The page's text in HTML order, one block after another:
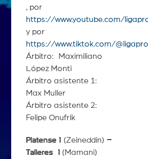
, por
https://www.youtube.com/
y por
https://www.tiktok.com/
Árbitro: Maximiliano
López Monti
Árbitro asistente 1:
Max Muller
Árbitro asistente 2:
Felipe Onufrik
Platense 1 (Zeineddin) –
Talleres
1 (Mamani)